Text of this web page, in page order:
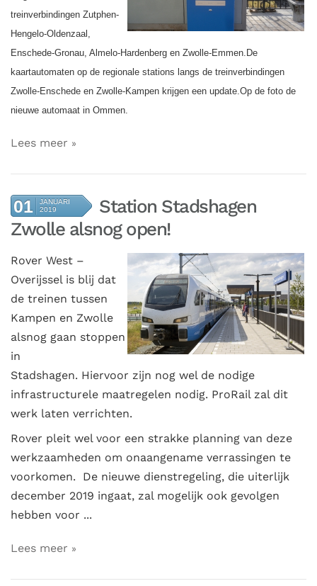
treinverbindingen Zutphen-
Hengelo-Oldenzaal,
Enschede-Gronau, Almelo-Hardenberg en Zwolle-Emmen.De
kaartautomaten op de regionale stations langs de treinverbindingen
Zwolle-Enschede en Zwolle-Kampen krijgen een update.Op de foto de
nieuwe automaat in Ommen.
Lees meer
01
JANUARI
2019
Station Stadshagen
Zwolle alsnog open!
Rover West –
Overijssel is blij dat
de treinen tussen
Kampen en Zwolle
alsnog gaan stoppen
in
Stadshagen. Hiervoor zijn nog wel de nodige
infrastructurele maatregelen nodig. ProRail zal dit
werk laten verrichten.
Rover pleit wel voor een strakke planning van deze
werkzaamheden om onaangename verrassingen te
voorkomen. De nieuwe dienstregeling, die uiterlijk
december 2019 ingaat, zal mogelijk ook gevolgen
hebben voor ...
Lees meer